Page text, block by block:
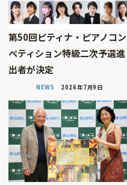
第50回ピティナ・ピアノコン
ペティション特級二次予選進
出者が決定
NEWS 2026年7月9日